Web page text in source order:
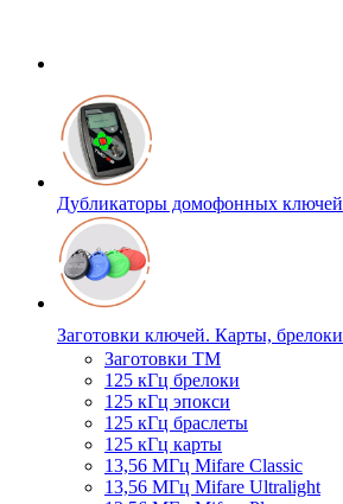
Дубликаторы домофонных ключей
Заготовки ключей. Карты, брелоки
Заготовки ТМ
125 кГц брелоки
125 кГц эпокси
125 кГц браслеты
125 кГц карты
13,56 МГц Mifare Classic
13,56 МГц Mifare Ultralight